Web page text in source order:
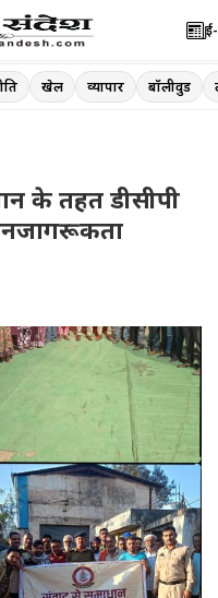
खेल व्यापार बॉलीवुड
के तहत डीसीपी